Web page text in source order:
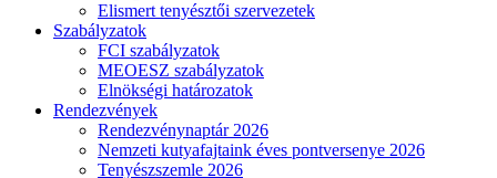
Elismert tenyésztői szervezetek
Szabályzatok
FCI szabályzatok
MEOESZ szabályzatok
Elnökségi határozatok
Rendezvények
Rendezvénynaptár 2026
Nemzeti kutyafajtaink éves pontversenye 2026
Tenyészszemle 2026